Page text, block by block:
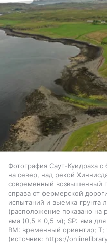
Фотография Саут-Куидраха
на север, над рекой
современный возвышенный
справа от фермерской
испытаний и выемка грунта
(расположение показано на
яма (0,5 × 0,5 м); SP: яма
BM: временный ориентир;
источник: https://